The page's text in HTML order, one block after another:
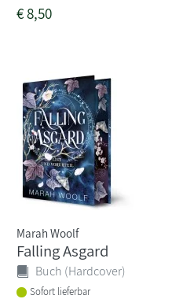
€8,50
Marah Woolf
Falling Asgard
Buch (Hardcover)
Sofort lieferbar